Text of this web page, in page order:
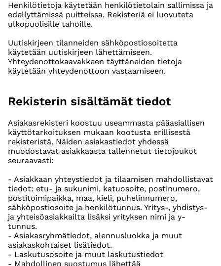
Henkilötietoja käytetään henkilötietolain sallimissa ja
edellyttämissä puitteissa. Rekisteriä ei luovuteta
ulkopuolisille tahoille.
Uutiskirjeen tilanneiden sähköpostiosoitetta
käytetään uutiskirjeen lähettämiseen.
Yhteydenottokaavakkeen täyttäneiden tietoja
käytetään yhteydenottoon vastaamiseen.
Rekisterin sisältämät tiedot
Asiakasrekisteri koostuu useammasta pääasiallisen
käyttötarkoituksen mukaan kootusta erillisestä
rekisteristä. Näiden asiakastiedot yhdessä
muodostavat asiakkaasta tallennetut tietojoukot
seuraavasti:
- Asiakkaan yhteystiedot ja tilaamisen mahdollistavat
tiedot: etu- ja sukunimi, katuosoite, postinumero,
postitoimipaikka, maa, kieli, puhelinnumero,
sähköpostiosoite ja henkilötunnus. Yritys-, yhdistys-
ja yhteisöasiakkailta lisäksi yrityksen nimi ja y-
tunnus.
- Asiakasryhmätiedot, alennusluokka ja muut
asiakaskohtaiset lisätiedot.
- Laskutusosoite ja muut laskutustiedot
- Mahdollinen suostumus lähettää